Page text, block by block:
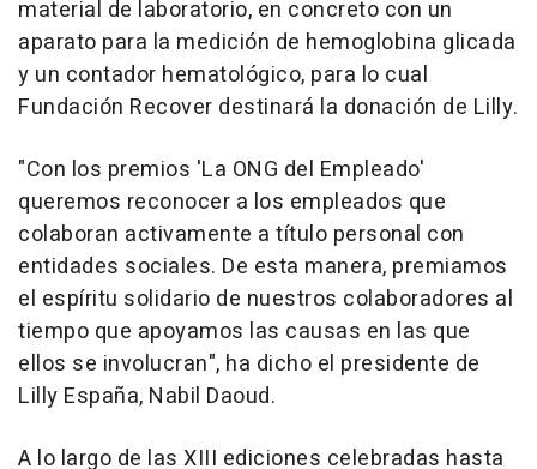
material de laboratorio, en concreto con un
aparato para la medición de hemoglobina glicada
y un contador hematológico, para lo cual
Fundación Recover destinará la donación de Lilly.
"Con los premios 'La ONG del Empleado'
queremos reconocer a los empleados que
colaboran activamente a título personal con
entidades sociales. De esta manera, premiamos
el espíritu solidario de nuestros colaboradores al
tiempo que apoyamos las causas en las que
ellos se involucran", ha dicho el presidente de
Lilly España, Nabil Daoud.
A lo largo de las XIII ediciones celebradas hasta